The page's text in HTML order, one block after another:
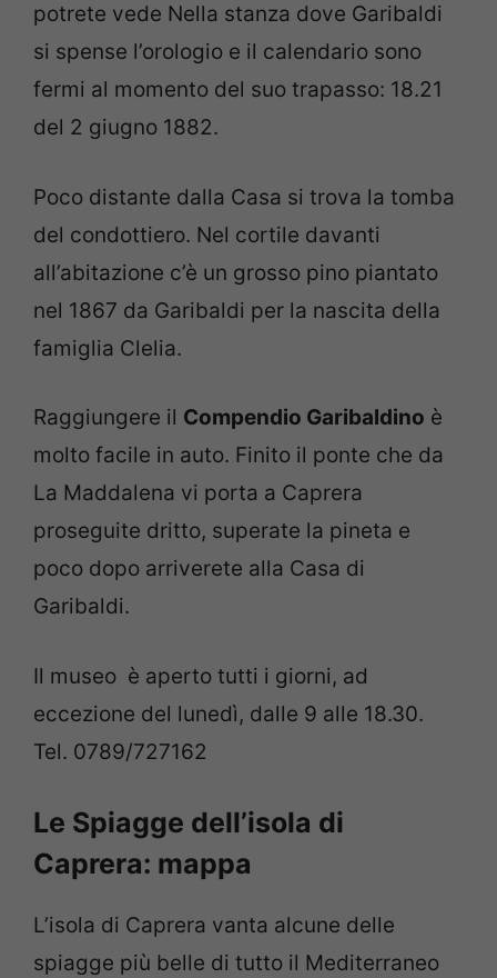
potrete vede Nella stanza dove Garibaldi
si spense l’orologio e il calendario sono
fermi al momento del suo trapasso: 18.21
del 2 giugno 1882.
Poco distante dalla Casa si trova la tomba
del condottiero. Nel cortile davanti
all’abitazione c’è un grosso pino piantato
nel 1867 da Garibaldi per la nascita della
famiglia Clelia.
Raggiungere il Compendio Garibaldino è
molto facile in auto. Finito il ponte che da
La Maddalena vi porta a Caprera
proseguite dritto, superate la pineta e
poco dopo arriverete alla Casa di
Garibaldi.
Il museo è aperto tutti i giorni, ad
eccezione del lunedì, dalle 9 alle 18.30.
Tel. 0789/727162
Le Spiagge dell’isola di
Caprera: mappa
L’isola di Caprera vanta alcune delle
spiagge più belle di tutto il Mediterraneo